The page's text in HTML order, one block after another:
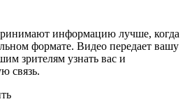
информацию лучше, когда
формате. Видео передает вашу
зрителям узнать вас и
связь.